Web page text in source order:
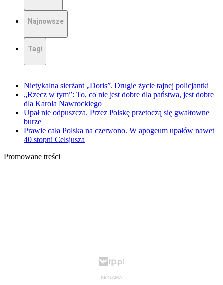
Najnowsze
Tagi
Nietykalna sierżant „Doris”. Drugie życie tajnej policjantki
„Rzecz w tym”: To, co nie jest dobre dla państwa, jest dobre
dla Karola Nawrockiego
Upał nie odpuszcza. Przez Polskę przetoczą się gwałtowne
burze
Prawie cała Polska na czerwono. W apogeum upałów nawet
40 stopni Celsjusza
Promowane treści